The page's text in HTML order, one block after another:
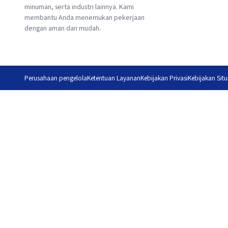
minuman, serta industri lainnya. Kami
membantu Anda menemukan pekerjaan
dengan aman dan mudah.
Perusahaan pengelolaKetentuan LayananKebijakan PrivasiKebijakan